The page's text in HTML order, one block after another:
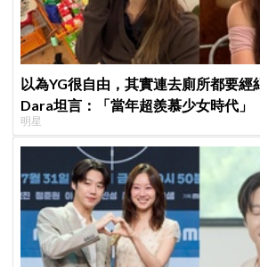
以為YG很自由，其實連去廁所都要經
Dara坦言：「當年超羨慕少女時代」
明星